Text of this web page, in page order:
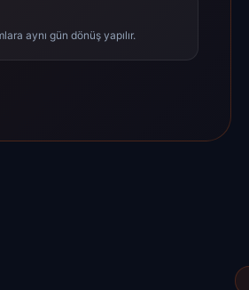
aynı gün dönüş yapılır.